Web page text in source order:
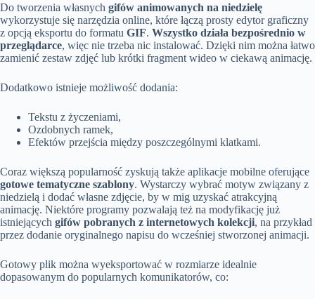
Do tworzenia własnych gifów animowanych na niedzielę
wykorzystuje się narzędzia online, które łączą prosty edytor graficzny
z opcją eksportu do formatu GIF. Wszystko działa bezpośrednio w
przeglądarce, więc nie trzeba nic instalować. Dzięki nim można łatwo
zamienić zestaw zdjęć lub krótki fragment wideo w ciekawą animację.
Dodatkowo istnieje możliwość dodania:
Tekstu z życzeniami,
Ozdobnych ramek,
Efektów przejścia między poszczególnymi klatkami.
Coraz większą popularność zyskują także aplikacje mobilne oferujące
gotowe tematyczne szablony. Wystarczy wybrać motyw związany z
niedzielą i dodać własne zdjęcie, by w mig uzyskać atrakcyjną
animację. Niektóre programy pozwalają też na modyfikację już
istniejących gifów pobranych z internetowych kolekcji, na przykład
przez dodanie oryginalnego napisu do wcześniej stworzonej animacji.
Gotowy plik można wyeksportować w rozmiarze idealnie
dopasowanym do popularnych komunikatorów, co: